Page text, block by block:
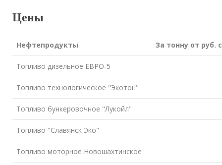
Цены
Нефтепродукты За тонну от руб.
Топливо дизельное ЕВРО-5
Топливо технологическое "Экотон"
Топливо бункеровочное "Лукойл"
Топливо "Славянск Эко"
Топливо моторное Новошахтинское